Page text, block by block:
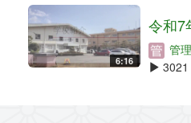
6:16
令和
管
3021